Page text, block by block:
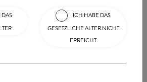
16°C
ICH HABE DAS
GESETZLICHE ALTER NICHT
ERREICHT